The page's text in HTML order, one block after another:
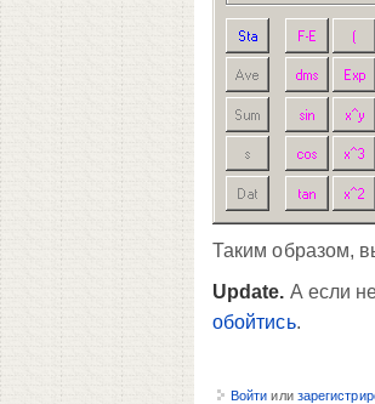
Таким образом,
Update. А если
обойтись.
Войти или